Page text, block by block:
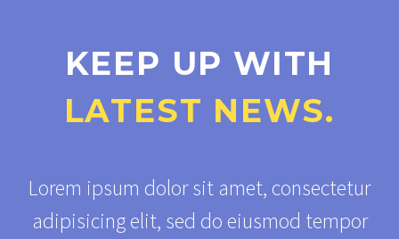
KEEP UP WITH
LATEST NEWS.
Lorem ipsum dolor sit amet, consectetur
adipisicing elit, sed do eiusmod tempor